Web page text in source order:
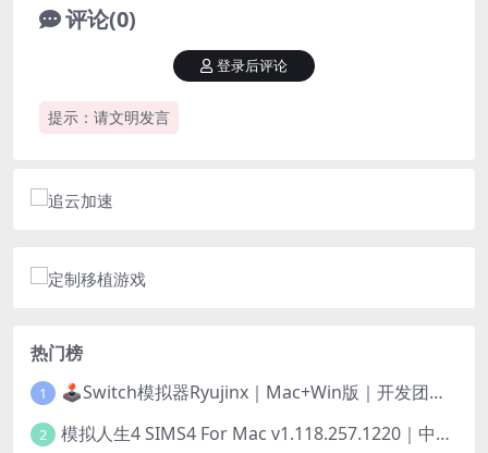
评论(0)
提示：请文明发言
登录后评论
热门榜
1 🕹️Switch模拟器Ryujinx｜Mac+Win版｜开发团队已解散此乃最后的绝唱版本
2 模拟人生4 SIMS4 For Mac v1.118.257.1220｜中文原生版｜无限金币｜全100DLC